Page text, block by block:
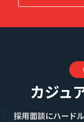
カジュ
採用面談にハード